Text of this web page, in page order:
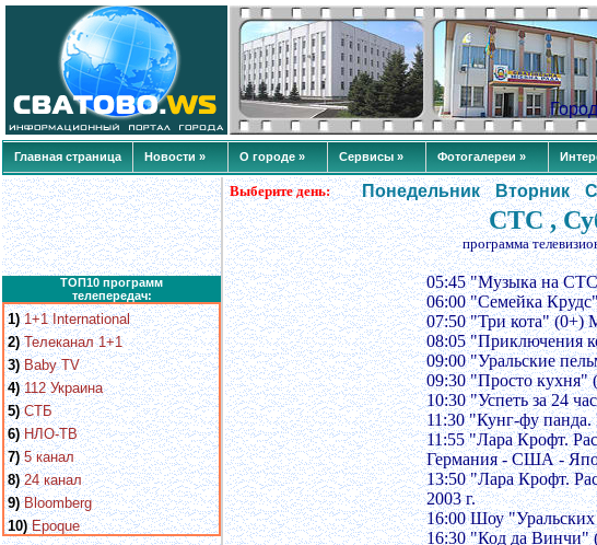
Главная страница Новости » О городе » Сервисы » Фотогалереи »
ТОП10 программ
телепередач:
1) 1+1 International
2) Телеканал 1+1
3) Baby TV
4) 112 Украина
5) СТБ
6) НЛО-ТВ
7) 5 канал
8) 24 канал
9) Bloomberg
10) Epoque
Выберите день: Понедельник Вторник
СТС ,
программа
05:45 "Музыка на
06:00 "Семейка
07:50 "Три кота" (0+)
08:05 "Приключения
09:00 "Уральские
09:30 "Просто кухня"
10:30 "Успеть за 24
11:30 "Кунг-фу
11:55 "Лара Крофт.
Германия - США -
13:50 "Лара Крофт.
2003 г.
16:00 Шоу
16:30 "Код да Винчи"